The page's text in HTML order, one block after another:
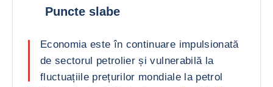
Puncte slabe
Economia este în continuare impulsionată
de sectorul petrolier și vulnerabilă la
fluctuațiile prețurilor mondiale la petrol